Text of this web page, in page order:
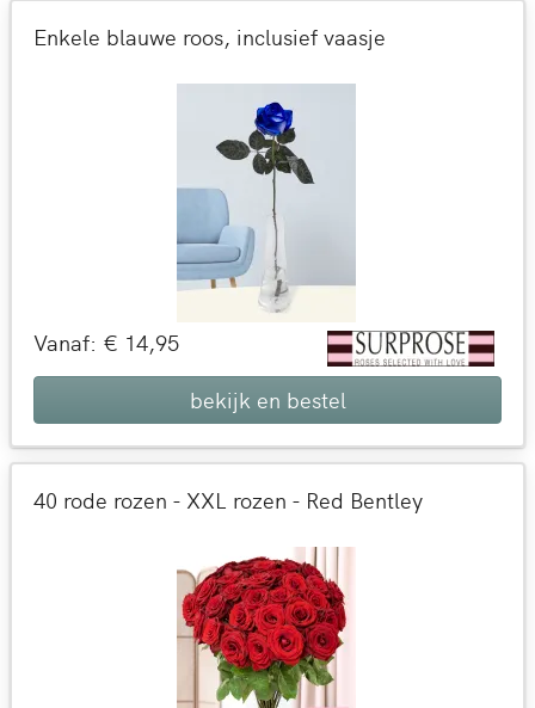
Enkele blauwe roos, inclusief vaasje
Vanaf: € 14,95
bekijk en bestel
40 rode rozen - XXL rozen - Red Bentley